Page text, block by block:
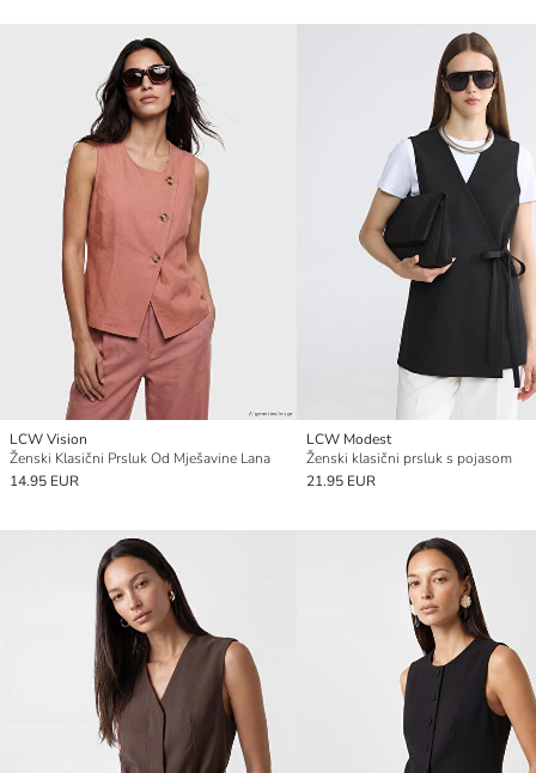
LCW Vision
Ženski Klasični Prsluk Od Mješavine Lana
14.95 EUR
LCW Modest
Ženski klasični prsluk s pojasom
21.95 EUR